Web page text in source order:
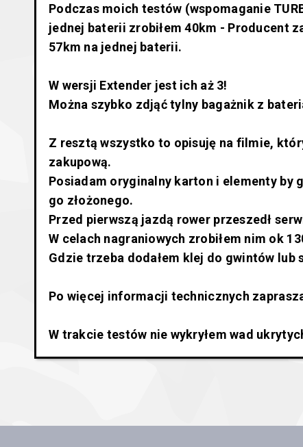
Podczas moich testów (wspomaganie
jednej baterii zrobiłem 40km - Producent
57km na jednej baterii.
W wersji Extender jest ich aż 3!
Można szybko zdjąć tylny bagażnik z
Z resztą wszystko to opisuję na filmie,
zakupową.
Posiadam oryginalny karton i elementy by
go złożonego.
Przed pierwszą jazdą rower przeszedł
W celach nagraniowych zrobiłem nim ok
Gdzie trzeba dodałem klej do gwintów lub
Po więcej informacji technicznych
W trakcie testów nie wykryłem wad